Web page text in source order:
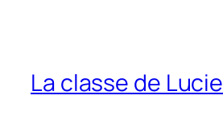
La classe de Lucie